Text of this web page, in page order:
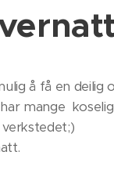
å få en deilig
mange